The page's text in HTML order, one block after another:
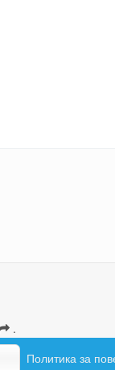
.
Политика за